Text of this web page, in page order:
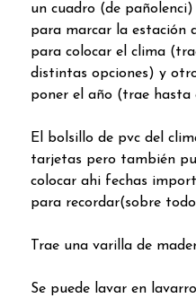
un cuadro (de
para marcar la estación
para colocar el clima
distintas opciones) y
poner el año (trae hasta
El bolsillo de pvc del
tarjetas pero también
colocar ahi fechas
para recordar(sobre
Trae una varilla de
Se puede lavar en